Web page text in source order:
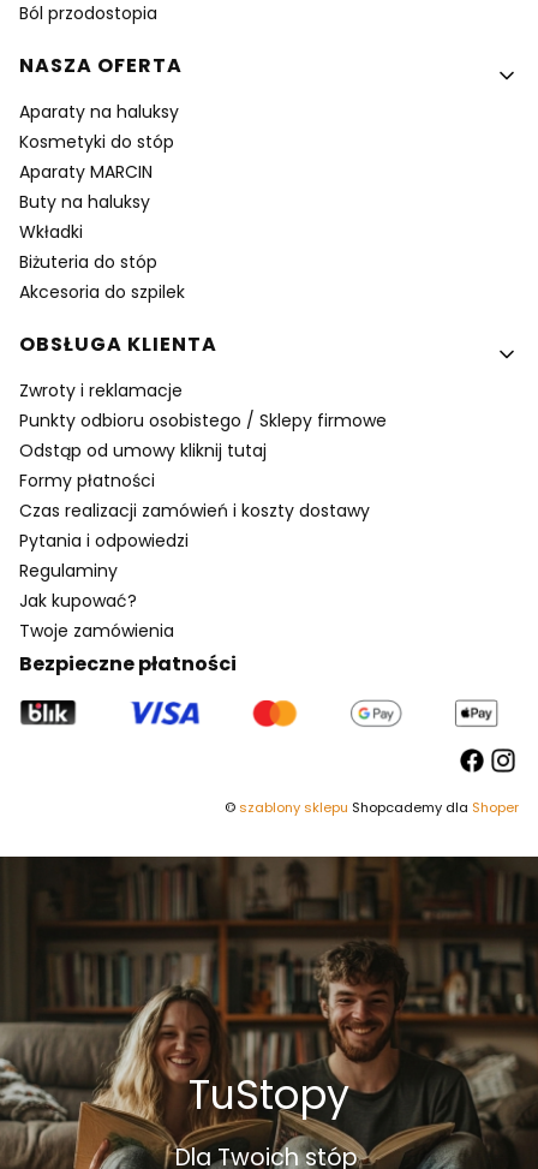
Ból przodostopia
NASZA OFERTA
Aparaty na haluksy
Kosmetyki do stóp
Aparaty MARCIN
Buty na haluksy
Wkładki
Biżuteria do stóp
Akcesoria do szpilek
OBSŁUGA KLIENTA
Zwroty i reklamacje
Punkty odbioru osobistego / Sklepy firmowe
Odstąp od umowy kliknij tutaj
Formy płatności
Czas realizacji zamówień i koszty dostawy
Pytania i odpowiedzi
Regulaminy
Jak kupować?
Twoje zamówienia
Bezpieczne płatności
©szablony sklepu Shopcademy dla Shoper
TuStopy
Dla Twoich stóp